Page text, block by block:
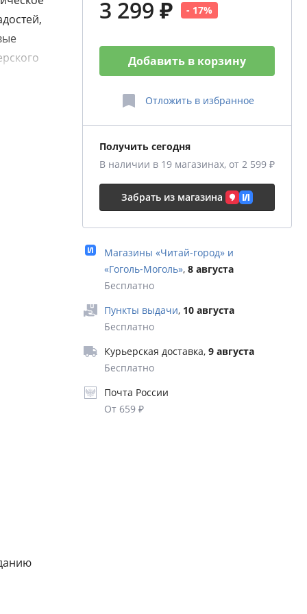
с
—
году
3 299 ₽ - 17%
Добавить в корзину
Отложить в избранное
Получить сегодня
В наличии в 19 магазинах, от 2 599 ₽
Забрать из магазина
Магазины «Читай‑город» и
«Гоголь‑Моголь», 8 августа
Бесплатно
Пункты выдачи, 10 августа
Бесплатно
Курьерская доставка, 9 августа
Бесплатно
Почта России
От 659 ₽